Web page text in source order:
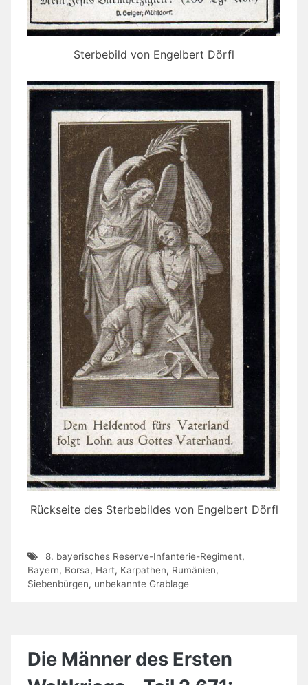
Sterbebild von Engelbert Dörfl
Rückseite des Sterbebildes von Engelbert Dörfl
8. bayerisches Reserve-Infanterie-Regiment,
Bayern, Borsa, Hart, Karpathen, Rumänien,
Siebenbürgen, unbekannte Grablage
Die Männer des Ersten